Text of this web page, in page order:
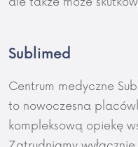
Sublimed
Centrum medyczne
to nowoczesna
kompleksową opiekę